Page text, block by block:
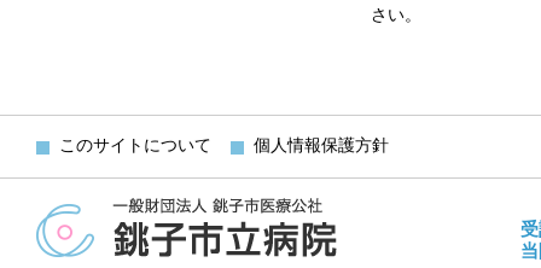
さい。
このサイトについて 個人情報保護方針